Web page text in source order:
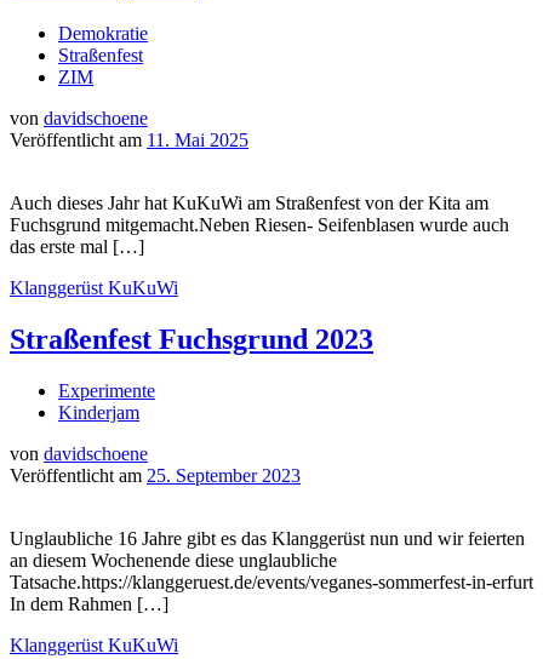
Demokratie
Straßenfest
ZIM
von davidschoene
Veröffentlicht am 11. Mai 2025
Auch dieses Jahr hat KuKuWi am Straßenfest von der Kita am
Fuchsgrund mitgemacht.Neben Riesen- Seifenblasen wurde auch
das erste mal […]
Klanggerüst KuKuWi
Straßenfest Fuchsgrund 2023
Experimente
Kinderjam
von davidschoene
Veröffentlicht am 25. September 2023
Unglaubliche 16 Jahre gibt es das Klanggerüst nun und wir feierten
an diesem Wochenende diese unglaubliche
Tatsache.https://klanggeruest.de/events/veganes-sommerfest-in-erfurt
In dem Rahmen […]
Klanggerüst KuKuWi